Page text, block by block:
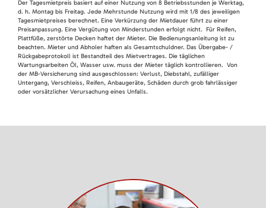
Der Tagesmietpreis basiert auf einer Nutzung von 8 Betriebsstunden je Werktag,
d. h. Montag bis Freitag. Jede Mehrstunde Nutzung wird mit 1/8 des jeweiligen
Tagesmietpreises berechnet. Eine Verkürzung der Mietdauer führt zu einer
Preisanpassung. Eine Vergütung von Minderstunden erfolgt nicht. Für Reifen,
Plattfüße, zerstörte Decken haftet der Mieter. Die Bedienungsanleitung ist zu
beachten. Mieter und Abholer haften als Gesamtschuldner. Das Übergabe- /
Rückgabeprotokoll ist Bestandteil des Mietvertrages. Die täglichen
Wartungsarbeiten Öl, Wasser usw. muss der Mieter täglich kontrollieren. Von
der MB-Versicherung sind ausgeschlossen: Verlust, Diebstahl, zufälliger
Untergang, Verschleiss, Reifen, Anbaugeräte, Schäden durch grob fahrlässiger
oder vorsätzlicher Verursachung eines Unfalls.